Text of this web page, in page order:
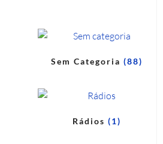
Sem Categoria(88)
Rádios(1)